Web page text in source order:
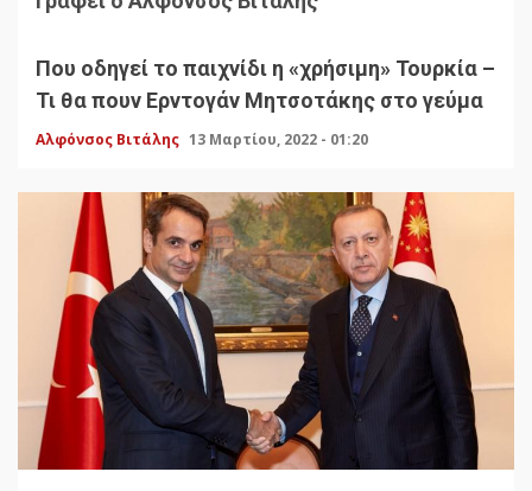
Που οδηγεί το παιχνίδι η «χρήσιμη» Τουρκία –
Τι θα πουν Ερντογάν Μητσοτάκης στο γεύμα
Αλφόνσος Βιτάλης 13 Μαρτίου, 2022 - 01:20